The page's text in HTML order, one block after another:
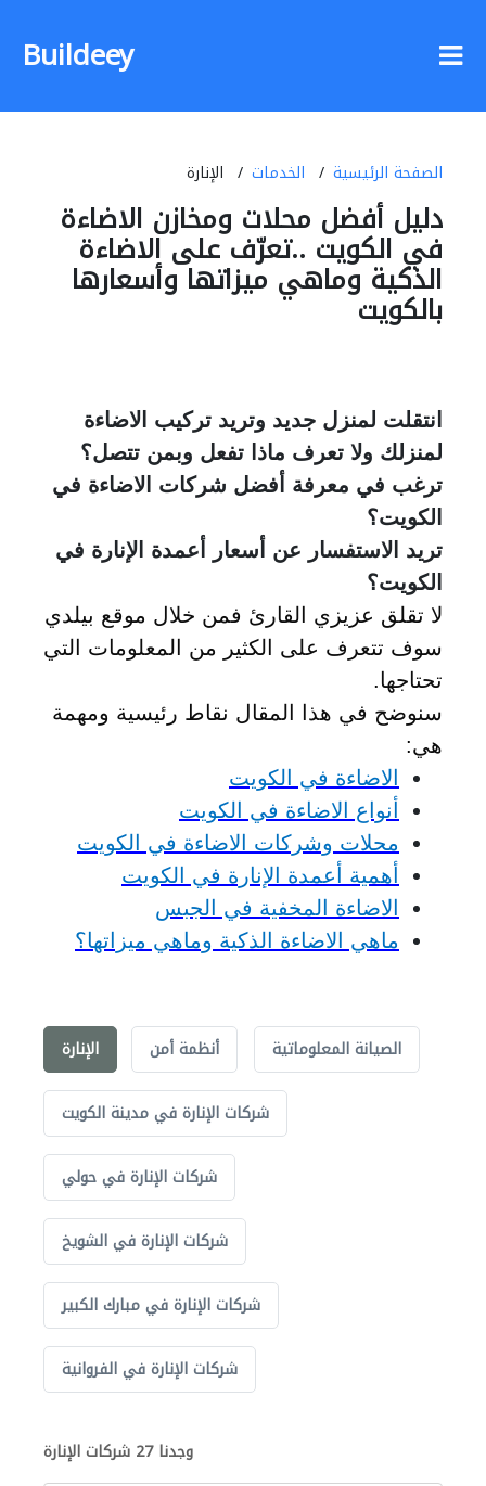
Buildeey
الصفحة الرئيسية الخدمات الإنارة
دليل أفضل محلات ومخازن الاضاءة
في الكويت ..تعرّف على الاضاءة
الذكية وماهي ميزاتها وأسعارها
بالكويت
انتقلت لمنزل جديد وتريد تركيب الاضاءة
لمنزلك ولا تعرف ماذا تفعل وبمن تتصل؟
ترغب في معرفة أفضل شركات الاضاءة في
الكويت؟
تريد الاستفسار عن أسعار أعمدة الإنارة في
الكويت؟
لا تقلق عزيزي القارئ فمن خلال موقع بيلدي
سوف تتعرف على الكثير من المعلومات التي
تحتاجها.
سنوضح في هذا المقال نقاط رئيسية ومهمة
هي:
الاضاءة في الكويت
أنواع الاضاءة في الكويت
محلات وشركات الاضاءة في الكويت
أهمية أعمدة الإنارة في الكويت
الاضاءة المخفية في الجبس
ماهي الاضاءة الذكية وماهي ميزاتها؟
الإنارة أنظمة أمن الصيانة المعلوماتية
شركات الإنارة في مدينة الكويت
شركات الإنارة في حولي
شركات الإنارة في الشويخ
شركات الإنارة في مبارك الكبير
شركات الإنارة في الفروانية
وجدنا 27 شركات الإنارة